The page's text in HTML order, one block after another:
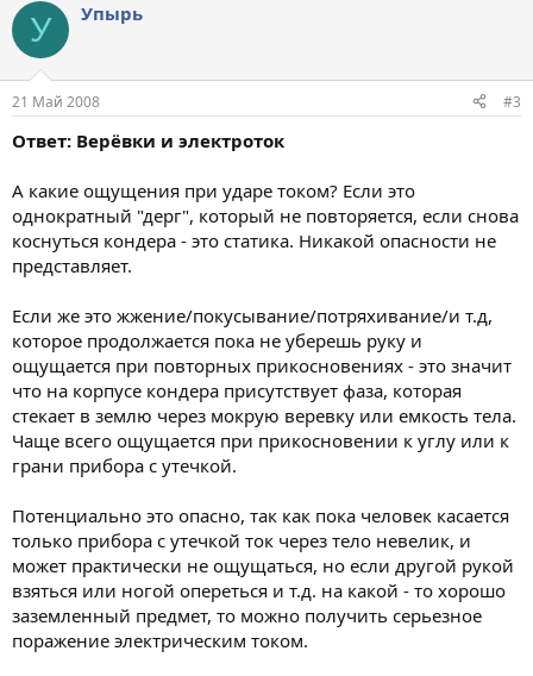
У Упырь
21 Май 2008 #3
Ответ: Верёвки и электроток
А какие ощущения при ударе током? Если это
однократный "дерг", который не повторяется, если снова
коснуться кондера - это статика. Никакой опасности не
представляет.
Если же это жжение/покусывание/потряхивание/и т.д,
которое продолжается пока не уберешь руку и
ощущается при повторных прикосновениях - это значит
что на корпусе кондера присутствует фаза, которая
стекает в землю через мокрую веревку или емкость тела.
Чаще всего ощущается при прикосновении к углу или к
грани прибора с утечкой.
Потенциально это опасно, так как пока человек касается
только прибора с утечкой ток через тело невелик, и
может практически не ощущаться, но если другой рукой
взяться или ногой опереться и т.д. на какой - то хорошо
заземленный предмет, то можно получить серьезное
поражение электрическим током.